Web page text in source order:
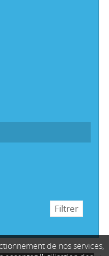
de nos services,